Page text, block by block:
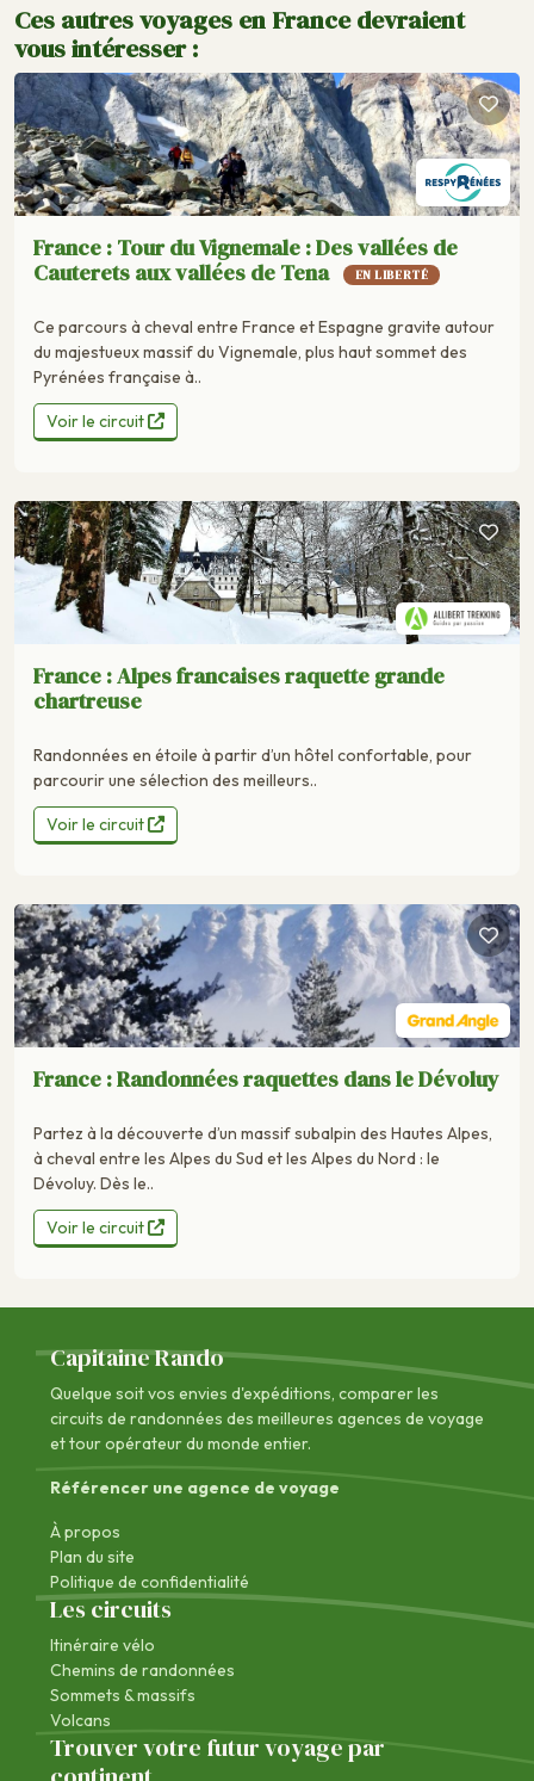
Ces autres voyages en France devraient
vous intéresser :
France : Tour du Vignemale : Des vallées de
Cauterets aux vallées de Tena
EN LIBERTÉ
Ce parcours à cheval entre France et Espagne gravite autour
du majestueux massif du Vignemale, plus haut sommet des
Pyrénées française à..
Voir le circuit
France : Alpes francaises raquette grande
chartreuse
Randonnées en étoile à partir d’un hôtel confortable, pour
parcourir une sélection des meilleurs..
Voir le circuit
France : Randonnées raquettes dans le Dévoluy
Partez à la découverte d’un massif subalpin des Hautes Alpes,
à cheval entre les Alpes du Sud et les Alpes du Nord : le
Dévoluy. Dès le..
Voir le circuit
Capitaine Rando
Quelque soit vos envies d'expéditions, comparer les
circuits de randonnées des meilleures agences de voyage
et tour opérateur du monde entier.
Référencer une agence de voyage
À propos
Plan du site
Politique de confidentialité
Les circuits
Itinéraire vélo
Chemins de randonnées
Sommets & massifs
Volcans
Trouver votre futur voyage par